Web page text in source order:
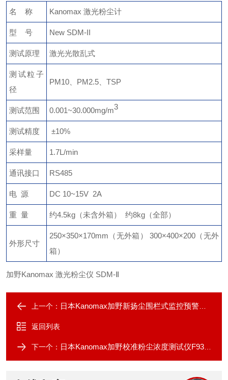
名 称 Kanomax 激光粉尘计
型 号 New SDM-II
测试原理 激光光散乱式
测试粒子
径
PM10、PM2.5、TSP
测试范围 0.001~30.000mg/m3
测试精度 ±10%
采样量 1.7L/min
通讯接口 RS485
电 源 DC 10~15V 2A
重 量 约4.5kg（未含外箱） 约8kg（全部）
外形尺寸
250×350×170mm（无外箱） 300×400×200（无外
箱）
加野Kanomax 激光粉尘仪 SDM-Ⅱ
上一个： 日本Kanomax加野新扬尘围栏式监控预警系统
返回列表
下一个： 日本Kanomax加野校准粉尘浓度测试仪F9301